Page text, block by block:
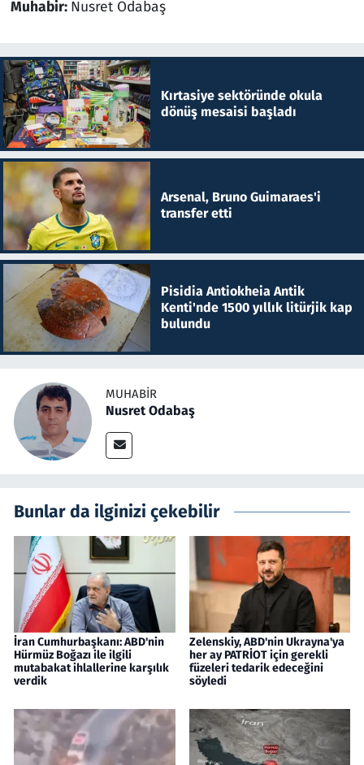
Muhabir: Nusret Odabaş
Kırtasiye sektöründe okula
dönüş mesaisi başladı
Arsenal, Bruno Guimaraes'i
transfer etti
Pisidia Antiokheia Antik
Kenti'nde 1500 yıllık litürjik kap
bulundu
MUHABIR
Nusret Odabaş
Bunlar da ilginizi çekebilir
İran Cumhurbaşkanı: ABD'nin
Hürmüz Boğazı ile ilgili
mutabakat ihlallerine karşılık
verdik
Zelenskiy, ABD'nin Ukrayna'ya
her ay PATRİOT için gerekli
füzeleri tedarik edeceğini
söyledi